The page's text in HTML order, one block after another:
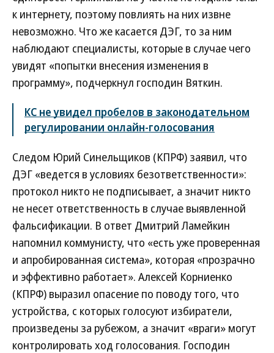
к интернету, поэтому повлиять на них извне
невозможно. Что же касается ДЭГ, то за ним
наблюдают специалисты, которые в случае чего
увидят «попытки внесения изменения в
программу», подчеркнул господин Вяткин.
КС не увидел пробелов в законодательном
регулировании онлайн-голосования
Следом Юрий Синельщиков (КПРФ) заявил, что
ДЭГ «ведется в условиях безответственности»:
протокол никто не подписывает, а значит никто
не несет ответственность в случае выявленной
фальсификации. В ответ Дмитрий Ламейкин
напомнил коммунисту, что «есть уже проверенная
и апробированная система», которая «прозрачно
и эффективно работает». Алексей Корниенко
(КПРФ) выразил опасение по поводу того, что
устройства, с которых голосуют избиратели,
произведены за рубежом, а значит «враги» могут
контролировать ход голосования. Господин